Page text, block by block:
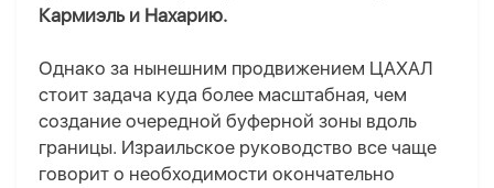
Кармиэль и Нахарию.
Однако за нынешним продвижением ЦАХАЛ
стоит задача куда более масштабная, чем
создание очередной буферной зоны вдоль
границы. Израильское руководство все чаще
говорит о необходимости окончательно